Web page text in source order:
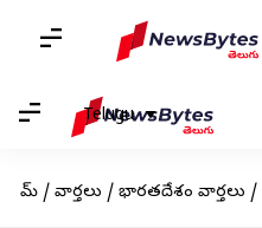
Telugu
హోమ్ / వార్తలు / భారతదేశం వార్తలు /